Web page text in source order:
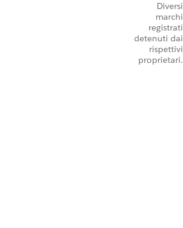
Diversi
marchi
registrati
detenuti dai
rispettivi
proprietari.